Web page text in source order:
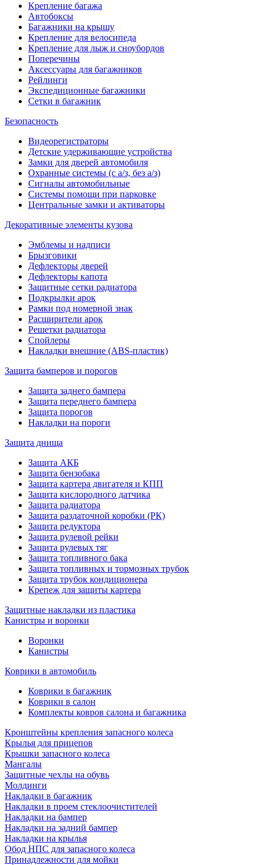
Крепление багажа
Автобоксы
Багажники на крышу
Крепление для велосипеда
Крепление для лыж и сноубордов
Поперечины
Аксессуары для багажников
Рейлинги
Экспедиционные багажники
Сетки в багажник
Безопасность
Видеорегистраторы
Детские удерживающие устройства
Замки для дверей автомобиля
Охранные системы (с а/з, без а/з)
Сигналы автомобильные
Системы помощи при парковке
Центральные замки и активаторы
Декоративные элементы кузова
Эмблемы и надписи
Брызговики
Дефлекторы дверей
Дефлекторы капота
Защитные сетки радиатора
Подкрылки арок
Рамки под номерной знак
Расширители арок
Решетки радиатора
Спойлеры
Накладки внешние (ABS-пластик)
Защита бамперов и порогов
Защита заднего бампера
Защита переднего бампера
Защита порогов
Накладки на пороги
Защита днища
Защита АКБ
Защита бензобака
Защита картера двигателя и КПП
Защита кислородного датчика
Защита радиатора
Защита раздаточной коробки (РК)
Защита редуктора
Защита рулевой рейки
Защита рулевых тяг
Защита топливного бака
Защита топливных и тормозных трубок
Защита трубок кондиционера
Крепеж для защиты картера
Защитные накладки из пластика
Канистры и воронки
Воронки
Канистры
Коврики в автомобиль
Коврики в багажник
Коврики в салон
Комплекты ковров салона и багажника
Кронштейны крепления запасного колеса
Крылья для прицепов
Крышки запасного колеса
Мангалы
Защитные чехлы на обувь
Молдинги
Накладки в багажник
Накладки в проем стеклоочистителей
Накладки на бампер
Накладки на задний бампер
Накладки на крылья
Обод НПС для запасного колеса
Принадлежности для мойки